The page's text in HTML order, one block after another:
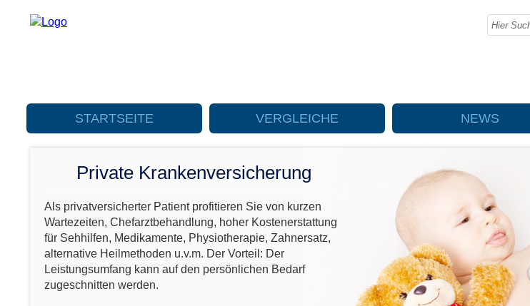
STARTSEITE VERGLEICHE NEWS
Private Krankenversicherung
Als privatversicherter Patient profitieren Sie von kurzen
Wartezeiten, Chefarztbehandlung, hoher Kostenerstattung
für Sehhilfen, Medikamente, Physiotherapie, Zahnersatz,
alternative Heilmethoden u.v.m. Der Vorteil: Der
Leistungsumfang kann auf den persönlichen Bedarf
zugeschnitten werden.